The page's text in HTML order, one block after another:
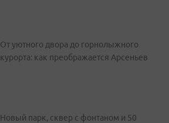
От уютного двора до горнолыжного
курорта: как преображается Арсеньев
Новый парк, сквер с фонтаном и 50